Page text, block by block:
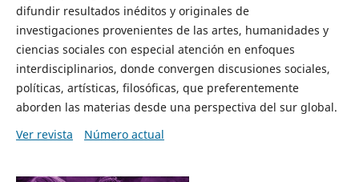
difundir resultados inéditos y originales de
investigaciones provenientes de las artes, humanidades y
ciencias sociales con especial atención en enfoques
interdisciplinarios, donde convergen discusiones sociales,
políticas, artísticas, filosóficas, que preferentemente
aborden las materias desde una perspectiva del sur global.
Ver revista
Número actual